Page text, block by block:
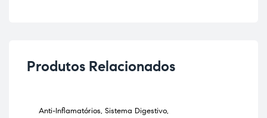
Produtos Relacionados
Anti-Inflamatórios, Sistema Digestivo,